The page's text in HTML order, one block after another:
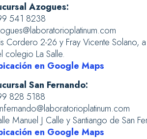
Azogues:
541 8238
Cordero 2-26 y Fray Vicente Solano,
colegio La Salle.
en Google Maps
San Fernando:
828 5188
Manuel J Calle y Santiango de San
en Google Maps